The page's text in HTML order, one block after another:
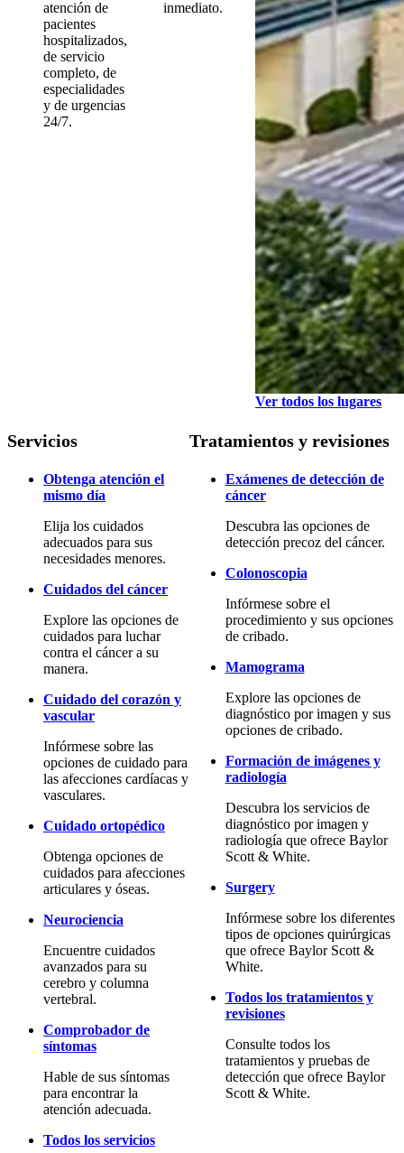
atención de
pacientes
hospitalizados,
de servicio
completo, de
especialidades
y de urgencias
24/7.
inmediato.
Ver todos los lugares
Servicios
Obtenga atención el
mismo día
Elija los cuidados
adecuados para sus
necesidades menores.
Cuidados del cáncer
Explore las opciones de
cuidados para luchar
contra el cáncer a su
manera.
Cuidado del corazón y
vascular
Infórmese sobre las
opciones de cuidado para
las afecciones cardíacas y
vasculares.
Cuidado ortopédico
Obtenga opciones de
cuidados para afecciones
articulares y óseas.
Neurociencia
Encuentre cuidados
avanzados para su
cerebro y columna
vertebral.
Comprobador de
síntomas
Hable de sus síntomas
para encontrar la
atención adecuada.
Todos los servicios
Tratamientos y revisiones
Exámenes de detección de
cáncer
Descubra las opciones de
detección precoz del cáncer.
Colonoscopia
Infórmese sobre el
procedimiento y sus opciones
de cribado.
Mamograma
Explore las opciones de
diagnóstico por imagen y sus
opciones de cribado.
Formación de imágenes y
radiología
Descubra los servicios de
diagnóstico por imagen y
radiología que ofrece Baylor
Scott & White.
Surgery
Infórmese sobre los diferentes
tipos de opciones quirúrgicas
que ofrece Baylor Scott &
White.
Todos los tratamientos y
revisiones
Consulte todos los
tratamientos y pruebas de
detección que ofrece Baylor
Scott & White.